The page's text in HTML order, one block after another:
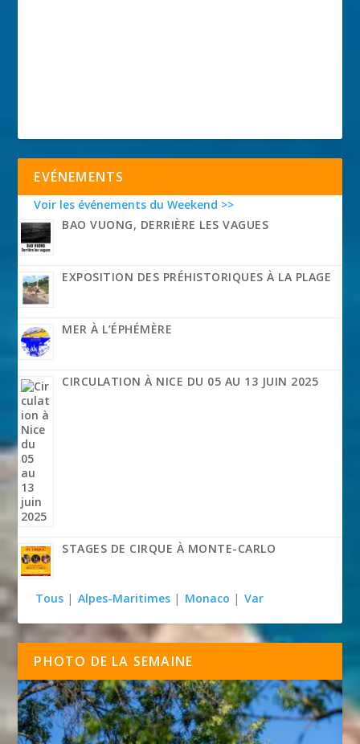
EVÉNEMENTS
Voir les événements du Weekend >>
BAO VUONG, DERRIÈRE LES VAGUES
EXPOSITION DES PRÉHISTORIQUES À LA PLAGE
MER À L’ÉPHÉMÈRE
CIRCULATION À NICE DU 05 AU 13 JUIN 2025
STAGES DE CIRQUE À MONTE-CARLO
Tous | Alpes-Maritimes | Monaco | Var
PHOTO DE LA SEMAINE